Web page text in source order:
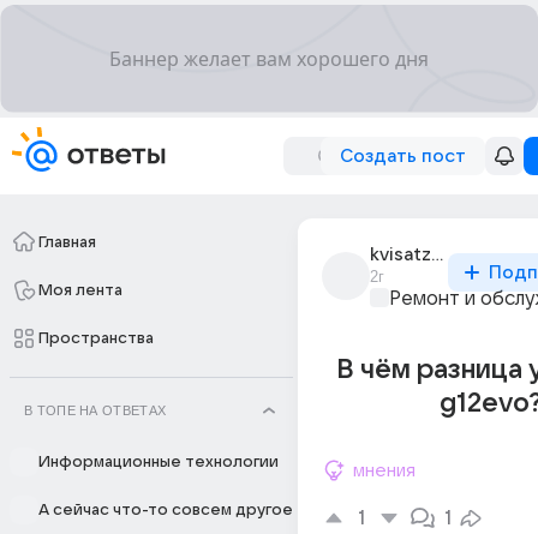
Создать пост
Главная
Моя лента
Пространства
В ТОПЕ НА ОТВЕТАХ
Информационные технологии
А сейчас что-то совсем другое
kvisatz_haderach
2г
Ремонт и
В чём разница
мнения
1 1